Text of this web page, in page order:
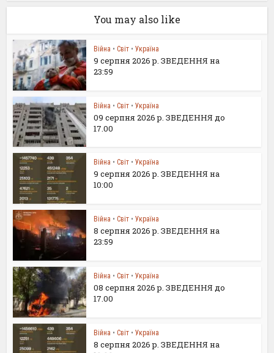
You may also like
Війна • Світ • Україна
9 серпня 2026 р. ЗВЕДЕННЯ на
23:59
Війна • Світ • Україна
09 серпня 2026 р. ЗВЕДЕННЯ до
17.00
Війна • Світ • Україна
9 серпня 2026 р. ЗВЕДЕННЯ на
10:00
Війна • Світ • Україна
8 серпня 2026 р. ЗВЕДЕННЯ на
23:59
Війна • Світ • Україна
08 серпня 2026 р. ЗВЕДЕННЯ до
17.00
Війна • Світ • Україна
8 серпня 2026 р. ЗВЕДЕННЯ на